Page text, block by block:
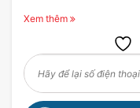
Xem thêm